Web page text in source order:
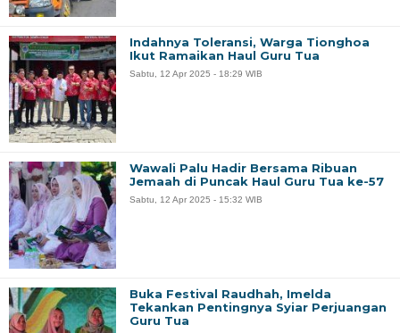
Indahnya Toleransi, Warga Tionghoa
Ikut Ramaikan Haul Guru Tua
Sabtu, 12 Apr 2025 - 18:29 WIB
Wawali Palu Hadir Bersama Ribuan
Jemaah di Puncak Haul Guru Tua ke-57
Sabtu, 12 Apr 2025 - 15:32 WIB
Buka Festival Raudhah, Imelda
Tekankan Pentingnya Syiar Perjuangan
Guru Tua